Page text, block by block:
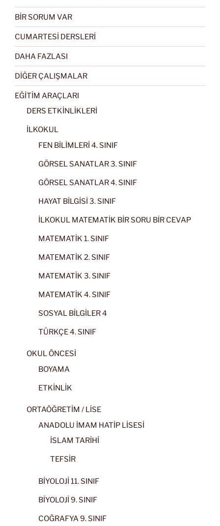
BİR SORUM VAR
CUMARTESİ DERSLERİ
DAHA FAZLASI
DİĞER ÇALIŞMALAR
EĞİTİM ARAÇLARI
DERS ETKİNLİKLERİ
İLKOKUL
FEN BİLİMLERİ 4. SINIF
GÖRSEL SANATLAR 3. SINIF
GÖRSEL SANATLAR 4. SINIF
HAYAT BİLGİSİ 3. SINIF
İLKOKUL MATEMATİK BİR SORU BİR CEVAP
MATEMATİK 1. SINIF
MATEMATİK 2. SINIF
MATEMATİK 3. SINIF
MATEMATİK 4. SINIF
SOSYAL BİLGİLER 4
TÜRKÇE 4. SINIF
OKUL ÖNCESİ
BOYAMA
ETKİNLİK
ORTAÖĞRETİM / LİSE
ANADOLU İMAM HATİP LİSESİ
İSLAM TARİHİ
TEFSİR
BİYOLOJİ 11. SINIF
BİYOLOJİ 9. SINIF
COĞRAFYA 9. SINIF